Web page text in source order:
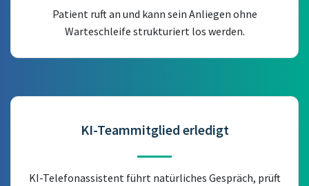
Patient ruft an und kann sein Anliegen ohne
Warteschleife strukturiert los werden.
KI-Teammitglied erledigt
KI-Telefonassistent führt natürliches Gespräch, prüft